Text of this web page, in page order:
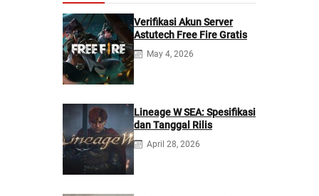
Verifikasi Akun Server
Astutech Free Fire Gratis
May 4, 2026
Lineage W SEA: Spesifikasi
dan Tanggal Rilis
April 28, 2026